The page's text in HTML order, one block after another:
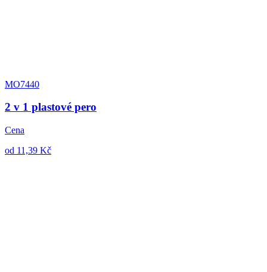
MO7440
2 v 1 plastové pero
Cena
od 11,39 Kč